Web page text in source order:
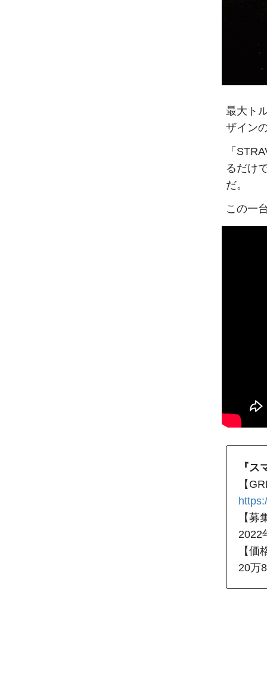
最大ト
ザイン
「
るだけ
だ。
この一
『
【
【募
2022
【価
20万